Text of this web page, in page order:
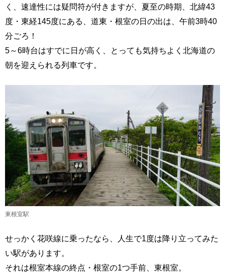
く、速達性には疑問符が付きますが、夏至の時期、北緯43
度・東経145度にある、道東・根室の日の出は、午前3時40
分ごろ！
5～6時台はすでに日が高く、とっても気持ちよく北海道の
朝を迎えられる列車です。
東根室駅
せっかく花咲線に乗ったなら、人生で1度は降り立ってみた
い駅があります。
それは根室本線の終点・根室の1つ手前、東根室。